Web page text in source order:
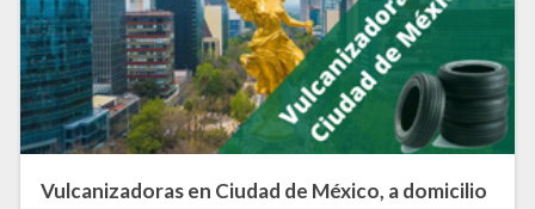
Vulcanizadoras en Ciudad de México, a domicilio